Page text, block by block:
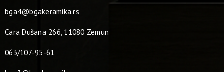
bga4@bgakeramika.rs
Cara Dušana 266, 11080 Zemun
063/107-95-61